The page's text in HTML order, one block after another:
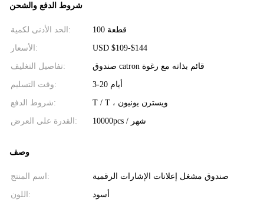
شروط الدفع والشحن
الحد الأدنى لكمية: 100 قطعة
الأسعار: USD $109-$144
تفاصيل التغليف: صندوق catron قائم بذاته مع رغوة
وقت التسليم: 3-20 أيام
شروط الدفع: T / T ، ويسترن يونيون
القدرة على العرض: 10000pcs / شهر
وصف
اسم المنتج: صندوق مشغل إعلانات الإشارات الرقمية
اللون: أسود